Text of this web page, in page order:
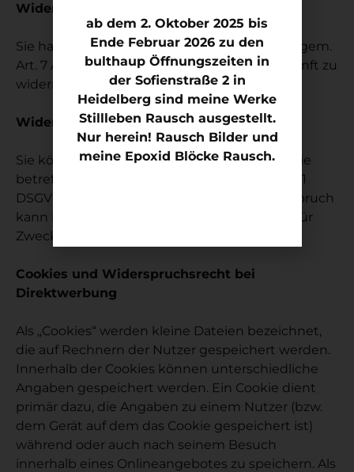
Widerrufsrecht
Sie haben das Recht, erteilte Einwilligungen gem.
Art. 7 Abs. 3 DSGVO mit Wirkung für die Zukunft zu
widerrufen
Widerspruchsrecht
Sie können der künftigen Verarbeitung der Sie
betreffenden Daten nach Maßgabe des Art. 21
DSGVO jederzeit widersprechen. Der Widerspruch
kann insbesondere gegen die Verarbeitung für
Zwecke der Direktwerbung erfolgen.
Cookies und Widerspruchsrecht bei
Direktwerbung
Als „Cookies“ werden kleine Dateien bezeichnet,
die auf Rechnern der Nutzer gespeichert werden.
Innerhalb der Cookies können unterschiedliche
Angaben gespeichert werden. Ein Cookie dient
primär dazu, die Angaben zu einem Nutzer (bzw.
dem Gerät auf dem das Cookie gespeichert ist)
während oder auch nach seinem Besuch
innerhalb eines Onlineangebotes zu speichern. Als
ab dem 2. Oktober 2025 bis
Ende Februar 2026 zu den
bulthaup Öffnungszeiten in
der Sofienstraße 2 in
Heidelberg sind meine Werke
Stillleben Rausch ausgestellt.
Nur herein! Rausch Bilder und
meine Epoxid Blöcke Rausch.